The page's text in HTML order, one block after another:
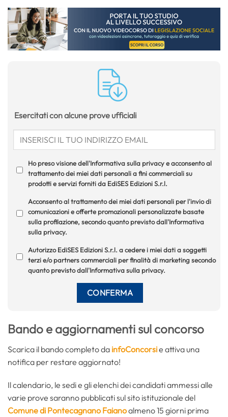
Esercitati con alcune prove ufficiali
Ho preso visione dell'Informativa sulla privacy e acconsento al
trattamento dei miei dati personali a fini commerciali su
prodotti e servizi forniti da EdiSES Edizioni S.r.l.
Acconsento al trattamento dei miei dati personali per l'invio di
comunicazioni e offerte promozionali personalizzate basate
sulla profilazione, secondo quanto previsto dall'Informativa
sulla privacy.
Autorizzo EdiSES Edizioni S.r.l. a cedere i miei dati a soggetti
terzi e/o partners commerciali per finalità di marketing secondo
quanto previsto dall'Informativa sulla privacy.
Bando e aggiornamenti sul concorso
Scarica il bando completo da infoConcorsie attiva una
notifica per restare aggiornato!
Il calendario, le sedi e gli elenchi dei candidati ammessi alle
varie prove saranno pubblicati sul sito istituzionale del
Comune di Pontecagnano Faianoalmeno 15 giorni prima